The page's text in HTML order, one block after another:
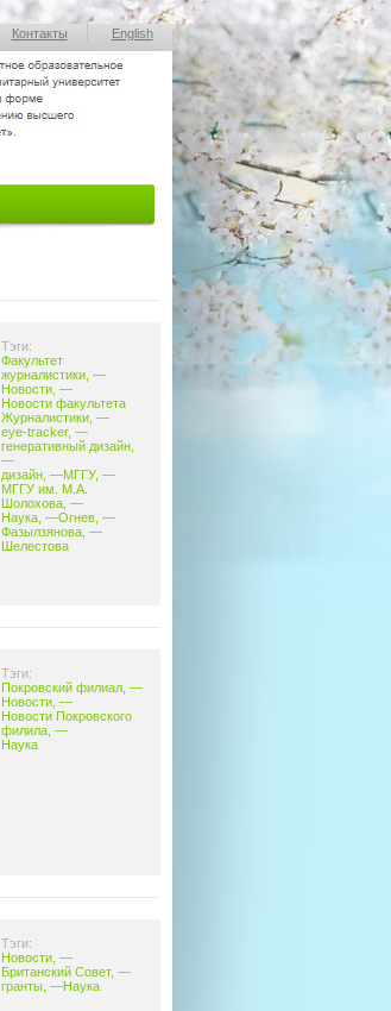
Контакты English
Тэги:
Факультет
журналистики, —
Новости, —
Новости факультета
Журналистики, —
eye-tracker, —
генеративныйдизайн,
—
дизайн, —МГГУ, —
МГГУ им. М.А.
Шолохова, —
Наука, —Огнев, —
Фазылзянова, —
Шелестова
Тэги:
Покровский филиал, —
Новости, —
Новости Покровского
филила, —
Наука
Тэги:
Новости, —
Британский Совет, —
гранты, —Наука